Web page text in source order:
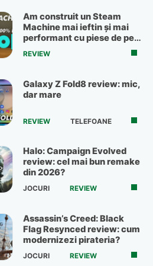
Am construit un Steam
Machine mai ieftin și mai
performant cu piese de pe
OLX
REVIEW
Galaxy Z Fold8 review: mic,
dar mare
REVIEW TELEFOANE
Halo: Campaign Evolved
review: cel mai bun remake
din 2026?
JOCURI REVIEW
Assassin’s Creed: Black
Flag Resynced review: cum
modernizezi pirateria?
JOCURI REVIEW